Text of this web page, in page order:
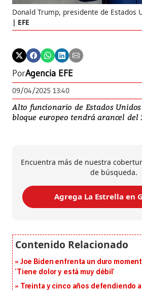
Donald Trump, presidente de Estados
| EFE
PorAgencia EFE
09/04/2025 13:40
Alto funcionario de Estados
bloque europeo tendrá arancel del
Encuentra más de nuestra
de búsqueda.
Agrega La Estrella en
Joe Biden enfrenta un duro
‘Tiene dolor y está muy débil’
Treinta y cinco años defendiendo a